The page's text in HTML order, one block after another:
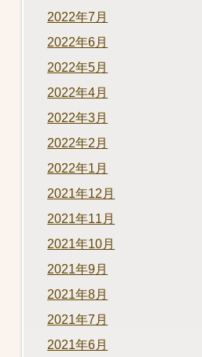
2022年7月
2022年6月
2022年5月
2022年4月
2022年3月
2022年2月
2022年1月
2021年12月
2021年11月
2021年10月
2021年9月
2021年8月
2021年7月
2021年6月